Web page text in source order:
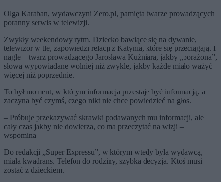
Olga Karaban, wydawczyni Zero.pl, pamięta twarze prowadzących
poranny serwis w telewizji.
Zwykły weekendowy rytm. Dziecko bawiące się na dywanie,
telewizor w tle, zapowiedzi relacji z Katynia, które się przeciągają. I
nagle – twarz prowadzącego Jarosława Kuźniara, jakby „porażona”,
słowa wypowiadane wolniej niż zwykle, jakby każde miało ważyć
więcej niż poprzednie.
To był moment, w którym informacja przestaje być informacją, a
zaczyna być czymś, czego nikt nie chce powiedzieć na głos.
– Próbuje przekazywać skrawki podawanych mu informacji, ale
cały czas jakby nie dowierza, co ma przeczytać na wizji –
wspomina.
Do redakcji „Super Expressu”, w którym wtedy była wydawcą,
miała kwadrans. Telefon do rodziny, szybka decyzja. Ktoś musi
zostać z dzieckiem.